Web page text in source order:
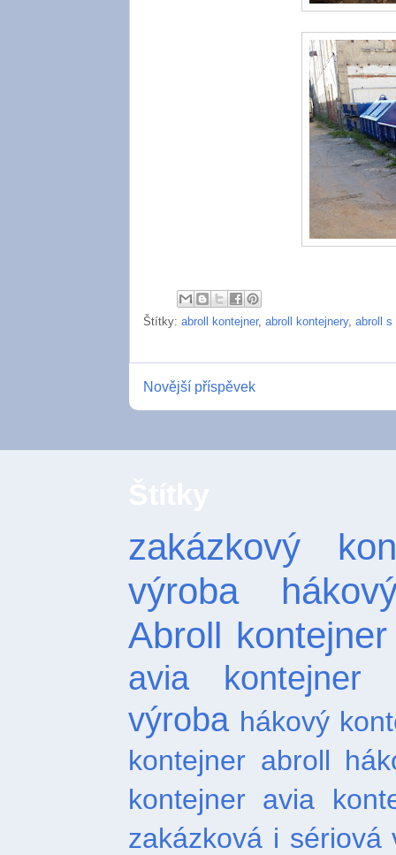
Štítky: abroll kontejner, abroll kontejnery, abroll s
Novější příspěvek
zakázkový
výroba
Abroll
avia kontejner
výroba hákový
kontejner abroll
kontejner avia
zakázková i sériová